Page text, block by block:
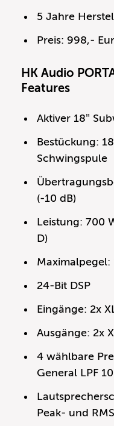
5 Jahre
Preis: 998,-
HK Audio
Features
Aktiver 18″
Bestückung:
Schwingspule
(-10 dB)
Leistung: 700
D)
Maximalpegel:
24-Bit DSP
Eingänge: 2x
Ausgänge: 2x
4 wählbare
General LPF
Peak- und